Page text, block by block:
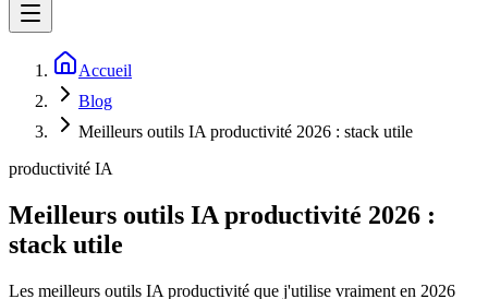
Accueil
Blog
Meilleurs outils IA productivité 2026 : stack utile
productivité IA
Meilleurs outils IA productivité 2026 :
stack utile
Les meilleurs outils IA productivité que j'utilise vraiment en 2026